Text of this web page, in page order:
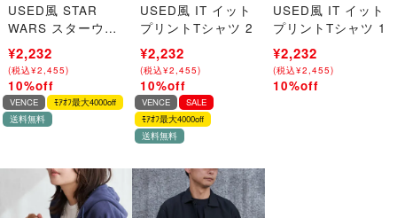
USED風 STAR
WARS スターウォ
ーズ プリントTシ
ャツ
¥2,480
(税込¥2,728)
→
¥2,232
(税込¥2,455)
10%off
USED風 IT イット
プリントTシャツ 2
¥2,480
(税込¥2,728)
→
¥2,232
(税込¥2,455)
10%off
USED風 IT イット
プリントTシャツ 1
¥2,480
(税込¥2,728)
→
¥2,232
(税込¥2,455)
10%off
VENCE
ﾓｱｵﾌ最大4000off
送料無料
VENCE
SALE
ﾓｱｵﾌ最大4000off
送料無料